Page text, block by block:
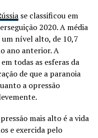
se classificou em
2020. A média
um nível alto, de 10,7
ano anterior. A
todas as esferas da
de que a paranoia
a opressão
mais alto é a vida
e exercida pelo